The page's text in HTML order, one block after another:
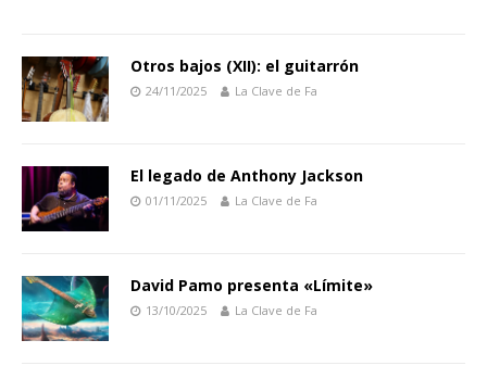
Otros bajos (XII): el guitarrón
24/11/2025 La Clave de Fa
El legado de Anthony Jackson
01/11/2025 La Clave de Fa
David Pamo presenta «Límite»
13/10/2025 La Clave de Fa